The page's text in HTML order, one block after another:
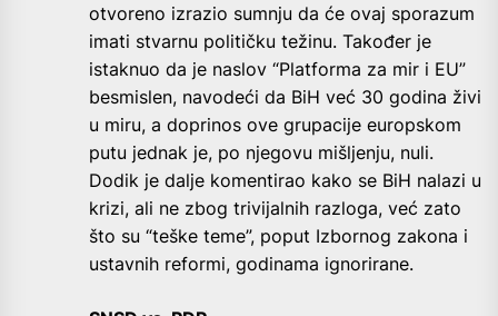
otvoreno izrazio sumnju da će ovaj sporazum
imati stvarnu političku težinu. Također je
istaknuo da je naslov “Platforma za mir i EU”
besmislen, navodeći da BiH već 30 godina živi
u miru, a doprinos ove grupacije europskom
putu jednak je, po njegovu mišljenju, nuli.
Dodik je dalje komentirao kako se BiH nalazi u
krizi, ali ne zbog trivijalnih razloga, već zato
što su “teške teme”, poput Izbornog zakona i
ustavnih reformi, godinama ignorirane.